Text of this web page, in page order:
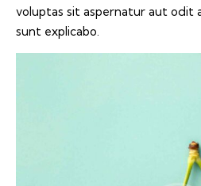
voluptas sit aspernatur aut odit
sunt explicabo.